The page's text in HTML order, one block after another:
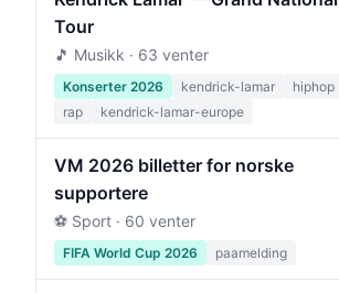
Tour
🎵 Musikk · 63 venter
Konserter 2026 kendrick-lamar
hiphop
rap
kendrick-lamar-europe
VM 2026 billetter for norske
supportere
⚽ Sport · 60 venter
FIFA World Cup 2026 paamelding